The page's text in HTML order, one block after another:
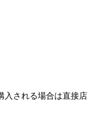
入される場合は直接店